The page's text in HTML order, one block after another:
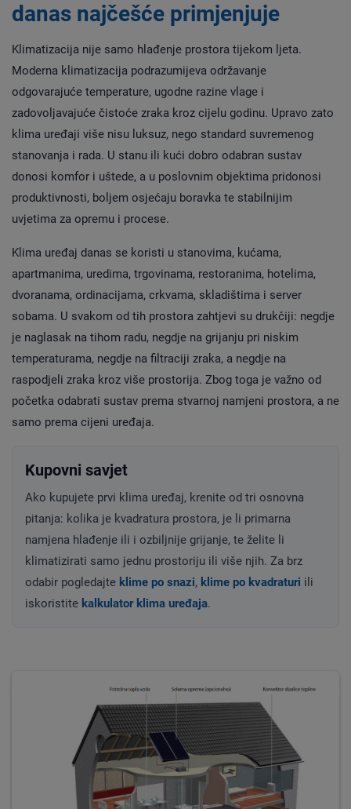
danas najčešće primjenjuje
Klimatizacija nije samo hlađenje prostora tijekom ljeta.
Moderna klimatizacija podrazumijeva održavanje
odgovarajuće temperature, ugodne razine vlage i
zadovoljavajuće čistoće zraka kroz cijelu godinu. Upravo zato
klima uređaji više nisu luksuz, nego standard suvremenog
stanovanja i rada. U stanu ili kući dobro odabran sustav
donosi komfor i uštede, a u poslovnim objektima pridonosi
produktivnosti, boljem osjećaju boravka te stabilnijim
uvjetima za opremu i procese.
Klima uređaj danas se koristi u stanovima, kućama,
apartmanima, uredima, trgovinama, restoranima, hotelima,
dvoranama, ordinacijama, crkvama, skladištima i server
sobama. U svakom od tih prostora zahtjevi su drukčiji: negdje
je naglasak na tihom radu, negdje na grijanju pri niskim
temperaturama, negdje na filtraciji zraka, a negdje na
raspodjeli zraka kroz više prostorija. Zbog toga je važno od
početka odabrati sustav prema stvarnoj namjeni prostora, a ne
samo prema cijeni uređaja.
Kupovni savjet
Ako kupujete prvi klima uređaj, krenite od tri osnovna
pitanja: kolika je kvadratura prostora, je li primarna
namjena hlađenje ili i ozbiljnije grijanje, te želite li
klimatizirati samo jednu prostoriju ili više njih. Za brz
odabir pogledajte klime po snazi, klime po kvadraturi ili
iskoristite kalkulator klima uređaja.